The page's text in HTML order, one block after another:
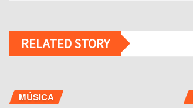
RELATED STORY
MÚSICA